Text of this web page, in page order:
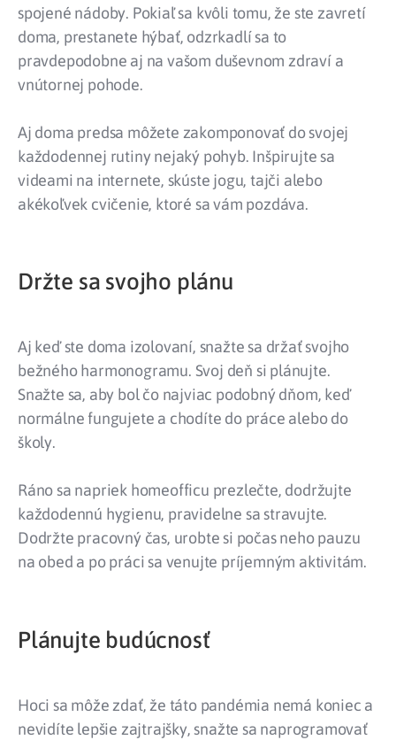
spojené nádoby. Pokiaľ sa kvôli tomu, že ste zavretí
doma, prestanete hýbať, odzrkadlí sa to
pravdepodobne aj na vašom duševnom zdraví a
vnútornej pohode.
Aj doma predsa môžete zakomponovať do svojej
každodennej rutiny nejaký pohyb. Inšpirujte sa
videami na internete, skúste jogu, tajči alebo
akékoľvek cvičenie, ktoré sa vám pozdáva.
Držte sa svojho plánu
Aj keď ste doma izolovaní, snažte sa držať svojho
bežného harmonogramu. Svoj deň si plánujte.
Snažte sa, aby bol čo najviac podobný dňom, keď
normálne fungujete a chodíte do práce alebo do
školy.
Ráno sa napriek homeofficu prezlečte, dodržujte
každodennú hygienu, pravidelne sa stravujte.
Dodržte pracovný čas, urobte si počas neho pauzu
na obed a po práci sa venujte príjemným aktivitám.
Plánujte budúcnosť
Hoci sa môže zdať, že táto pandémia nemá koniec a
nevidíte lepšie zajtrajšky, snažte sa naprogramovať